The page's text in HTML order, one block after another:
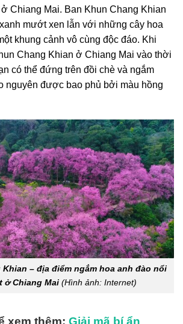
Chiang Mai. Ban Khun Chang Khian
mướt xen lẫn với những cây hoa
khung cảnh vô cùng độc đáo. Khi
Chang Khian ở Chiang Mai vào thời
có thể đứng trên đồi chè và ngắm
nguyên được bao phủ bởi màu hồng
– địa điểm ngắm hoa anh đào nổi
ở Chiang Mai(Hình ảnh: Internet)
xem thêm: Giải mã bí ẩn